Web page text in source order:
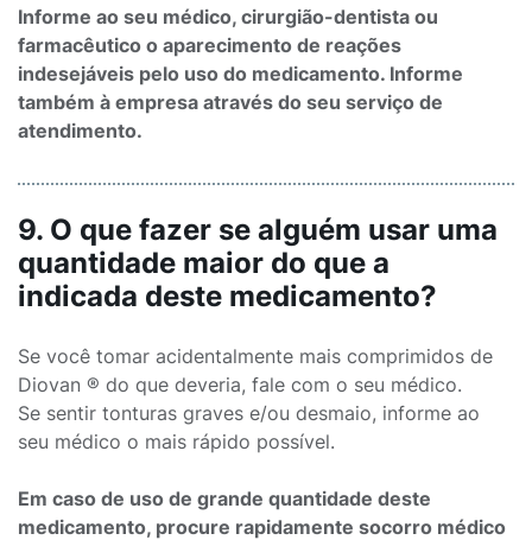
Informe ao seu médico, cirurgião-dentista ou
farmacêutico o aparecimento de reações
indesejáveis pelo uso do medicamento. Informe
também à empresa através do seu serviço de
atendimento.
9. O que fazer se alguém usar uma
quantidade maior do que a
indicada deste medicamento?
Se você tomar acidentalmente mais comprimidos de
Diovan ® do que deveria, fale com o seu médico.
Se sentir tonturas graves e/ou desmaio, informe ao
seu médico o mais rápido possível.
Em caso de uso de grande quantidade deste
medicamento, procure rapidamente socorro médico